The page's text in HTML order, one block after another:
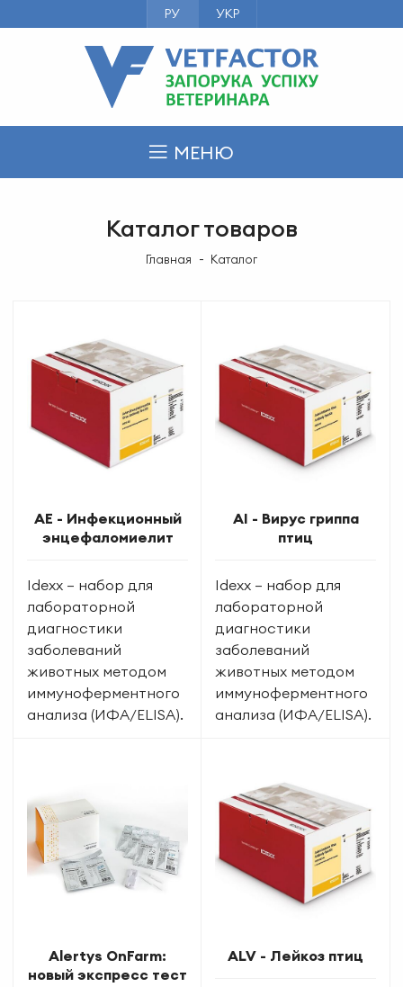
РУ УКР
МЕНЮ
Каталог товаров
Главная Каталог
AE - Инфекционный
энцефаломиелит
Idexx — набор для
лабораторной
диагностики
заболеваний
животных методом
иммуноферментного
анализа (ИФА/ELISA).
AI - Вирус гриппа
птиц
Idexx — набор для
лабораторной
диагностики
заболеваний
животных методом
иммуноферментного
анализа (ИФА/ELISA).
Alertys OnFarm:
новый экспресс тест
ALV - Лейкоз птиц